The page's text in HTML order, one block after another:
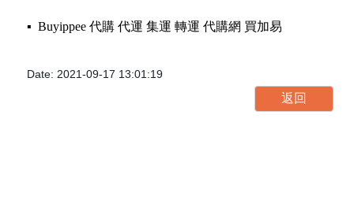
▪️ Buyippee 代購 代運 集運 轉運 代購網 買加易
Date: 2021-09-17 13:01:19